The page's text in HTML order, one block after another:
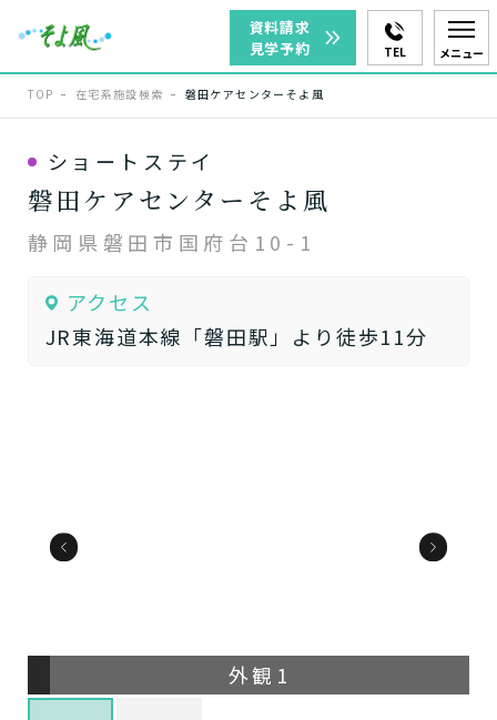
資料請求
見学予約
TEL メニュー
TOP 在宅系施設検索 磐田ケアセンターそよ風
ショートステイ
磐田ケアセンターそよ風
静岡県磐田市国府台10-1
アクセス
JR東海道本線「磐田駅」より徒歩11分
外観1